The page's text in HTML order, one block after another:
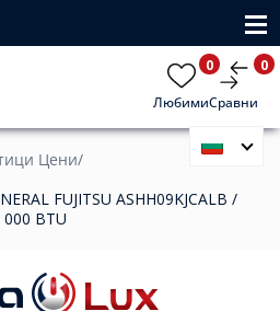
Любими
0
Сравни
0
Цени/
FUJITSU ASHH09KJCALB /
000 BTU